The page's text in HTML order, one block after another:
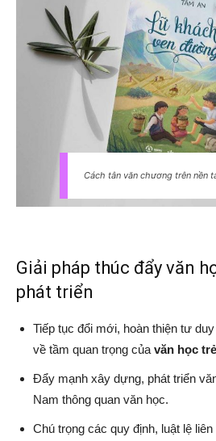
Cách tân văn chương trên nền
Giải pháp thúc đẩy văn
phát triển
Tiếp tục đổi mới, hoàn thiện tư
về tầm quan trọng của văn học trẻ
Đẩy mạnh xây dựng, phát triển
Nam thông quan văn học.
Chú trọng các quy định, luật lệ